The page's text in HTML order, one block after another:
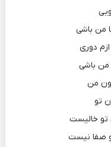
من باشی
دوری
من باشی
من
تو
خالیست
صفا نیست